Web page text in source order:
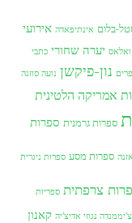
בלום אינתיפאדה אירועי
ואלאס יערה שחורי כתבי
נון-פיקשן נועה סוזנה
אמריקה הלטינית
ספרות גרמנית ספרות
ספרות מסע ספרות ניגרית
צרפתית ספריות
צ'יממנדה נגוזי אדיצ'יה קאנון